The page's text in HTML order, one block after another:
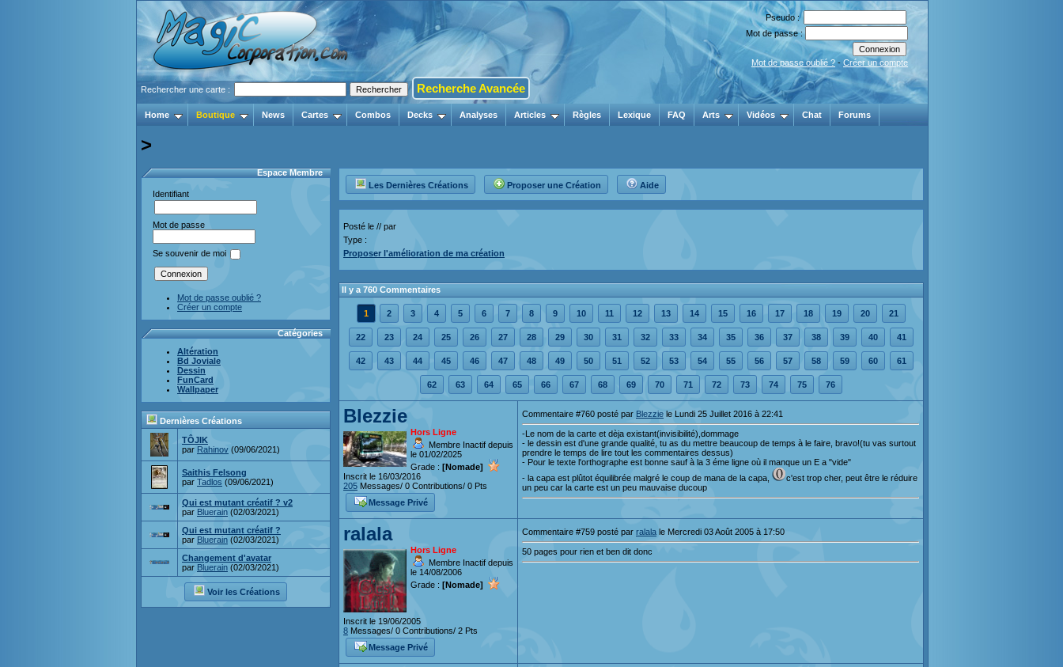
Pseudo :
Mot de passe :
Mot de passe oublié ? - Créer un compte
Rechercher une carte : Recherche Avancée
Home Boutique News Cartes Combos Decks Analyses Articles Règles Lexique FAQ Arts Vidéos Chat Forums
>
Espace Membre
Identifiant
Mot de passe
Se souvenir de moi
Mot de passe oublié ?
Créer un compte
Catégories
Altération
Bd Joviale
Dessin
FunCard
Wallpaper
Dernières Créations
TÔJIK
par Rahinov (09/06/2021)
Saithis Felsong
par Tadlos (09/06/2021)
Qui est mutant créatif ? v2
par Bluerain (02/03/2021)
Qui est mutant créatif ?
par Bluerain (02/03/2021)
Changement d'avatar
par Bluerain (02/03/2021)
Voir les Créations
Les Dernières Créations Proposer une Création Aide
Posté le // par
Type :
Proposer l'amélioration de ma création
Il y a 760 Commentaires
1 2 3 4 5 6 7 8 9 10 11 12 13 14 15 16 17 18 19 20 21
22 23 24 25 26 27 28 29 30 31 32 33 34 35 36 37 38 39 40 41
42 43 44 45 46 47 48 49 50 51 52 53 54 55 56 57 58 59 60 61
62 63 64 65 66 67 68 69 70 71 72 73 74 75 76
Blezzie
Hors Ligne
Membre Inactif depuis
le 01/02/2025
Grade : [Nomade]
Inscrit le 16/03/2016
205 Messages/ 0 Contributions/ 0 Pts
Message Privé
Commentaire #760 posté par Blezzie le Lundi 25 Juillet 2016 à 22:41
-Le nom de la carte et dèja existant(invisibilité),dommage
- le dessin est d'une grande qualité, tu as du mettre beaucoup de temps à le faire, bravo!(tu vas surtout
prendre le temps de lire tout les commentaires dessus)
- Pour le texte l'orthographe est bonne sauf à la 3 éme ligne où il manque un E a "vide"
- la capa est plûtot équilibrée malgré le coup de mana de la capa,
c'est trop cher, peut être le réduire
un peu car la carte est un peu mauvaise ducoup
ralala
Hors Ligne
Membre Inactif depuis
le 14/08/2006
Grade : [Nomade]
Inscrit le 19/06/2005
8 Messages/ 0 Contributions/ 2 Pts
Message Privé
Commentaire #759 posté par ralala le Mercredi 03 Août 2005 à 17:50
50 pages pour rien et ben dit donc